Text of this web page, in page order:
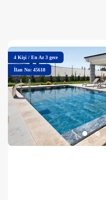
4 Kişi / En Az 3 gece
İlan No: 45618